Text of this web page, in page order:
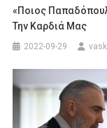
«Ποιος
Την Καρδιά Μας
2022-09-29